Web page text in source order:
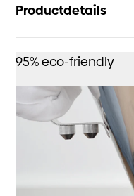
Productdetails
95% eco-friendly